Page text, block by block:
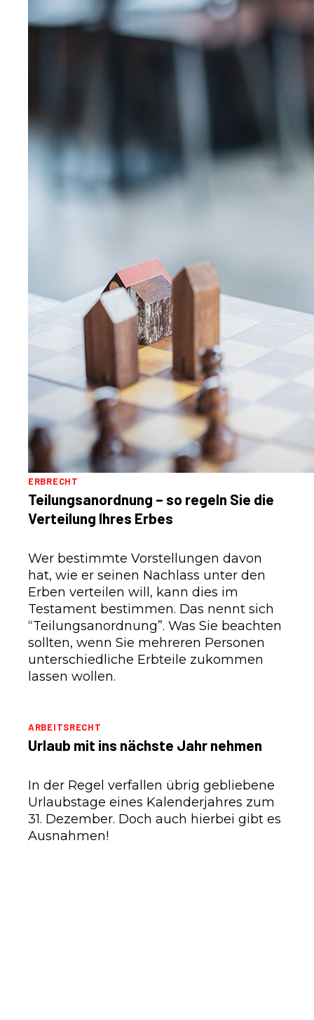
ERBRECHT
Teilungsanordnung – so regeln Sie die
Verteilung Ihres Erbes
Wer bestimmte Vorstellungen davon
hat, wie er seinen Nachlass unter den
Erben verteilen will, kann dies im
Testament bestimmen. Das nennt sich
“Teilungsanordnung”. Was Sie beachten
sollten, wenn Sie mehreren Personen
unterschiedliche Erbteile zukommen
lassen wollen.
ARBEITSRECHT
Urlaub mit ins nächste Jahr nehmen
In der Regel verfallen übrig gebliebene
Urlaubstage eines Kalenderjahres zum
31. Dezember. Doch auch hierbei gibt es
Ausnahmen!